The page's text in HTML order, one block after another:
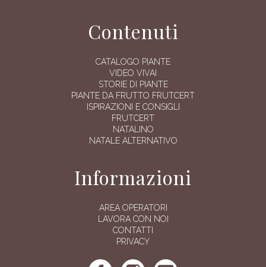
Contenuti
CATALOGO PIANTE
VIDEO VIVAI
STORIE DI PIANTE
PIANTE DA FRUTTO FRUTCERT
ISPIRAZIONI E CONSIGLI
FRUTCERT
NATALINO
NATALE ALTERNATIVO
Informazioni
AREA OPERATORI
LAVORA CON NOI
CONTATTI
PRIVACY